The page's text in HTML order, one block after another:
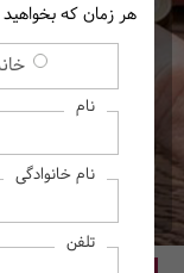
دوره
هر زمان که
نام
نام خانوادگی
تلفن